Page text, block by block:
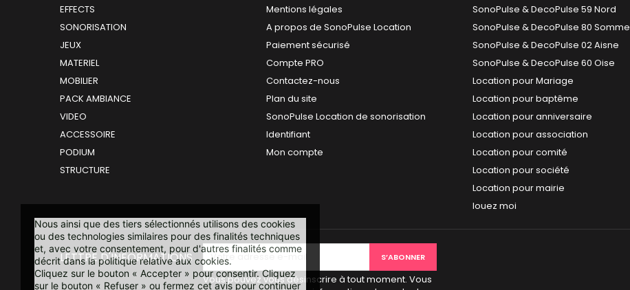
Nous ainsi que des tiers sélectionnés utilisons des cookies
ou des technologies similaires pour des finalités techniques
et, avec votre consentement, pour d'autres finalités comme
décrit dans la politique relative aux cookies.
Cliquez sur le bouton « Accepter » pour consentir. Cliquez
sur le bouton « Refuser » ou fermez cet avis pour continuer
EFFECTS
SONORISATION
JEUX
MATERIEL
MOBILIER
PACK AMBIANCE
VIDEO
ACCESSOIRE
PODIUM
STRUCTURE
Mentions légales
A propos de SonoPulse Location
Paiement sécurisé
Compte PRO
Contactez-nous
Plan du site
SonoPulse Location de sonorisation
Identifiant
Mon compte
SonoPulse & DecoPulse 59 Nord
SonoPulse & DecoPulse 80 Somme
SonoPulse & DecoPulse 02 Aisne
SonoPulse & DecoPulse 60 Oise
Location pour Mariage
Location pour baptême
Location pour anniversaire
Location pour association
Location pour comité
Location pour société
Location pour mairie
louez moi
LETTRE D'INFORMATIONS
Vous pouvez vous désinscrire à tout moment. Vous